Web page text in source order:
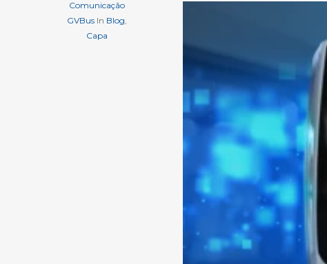
Comunicação
GVBus In Blog,
Capa